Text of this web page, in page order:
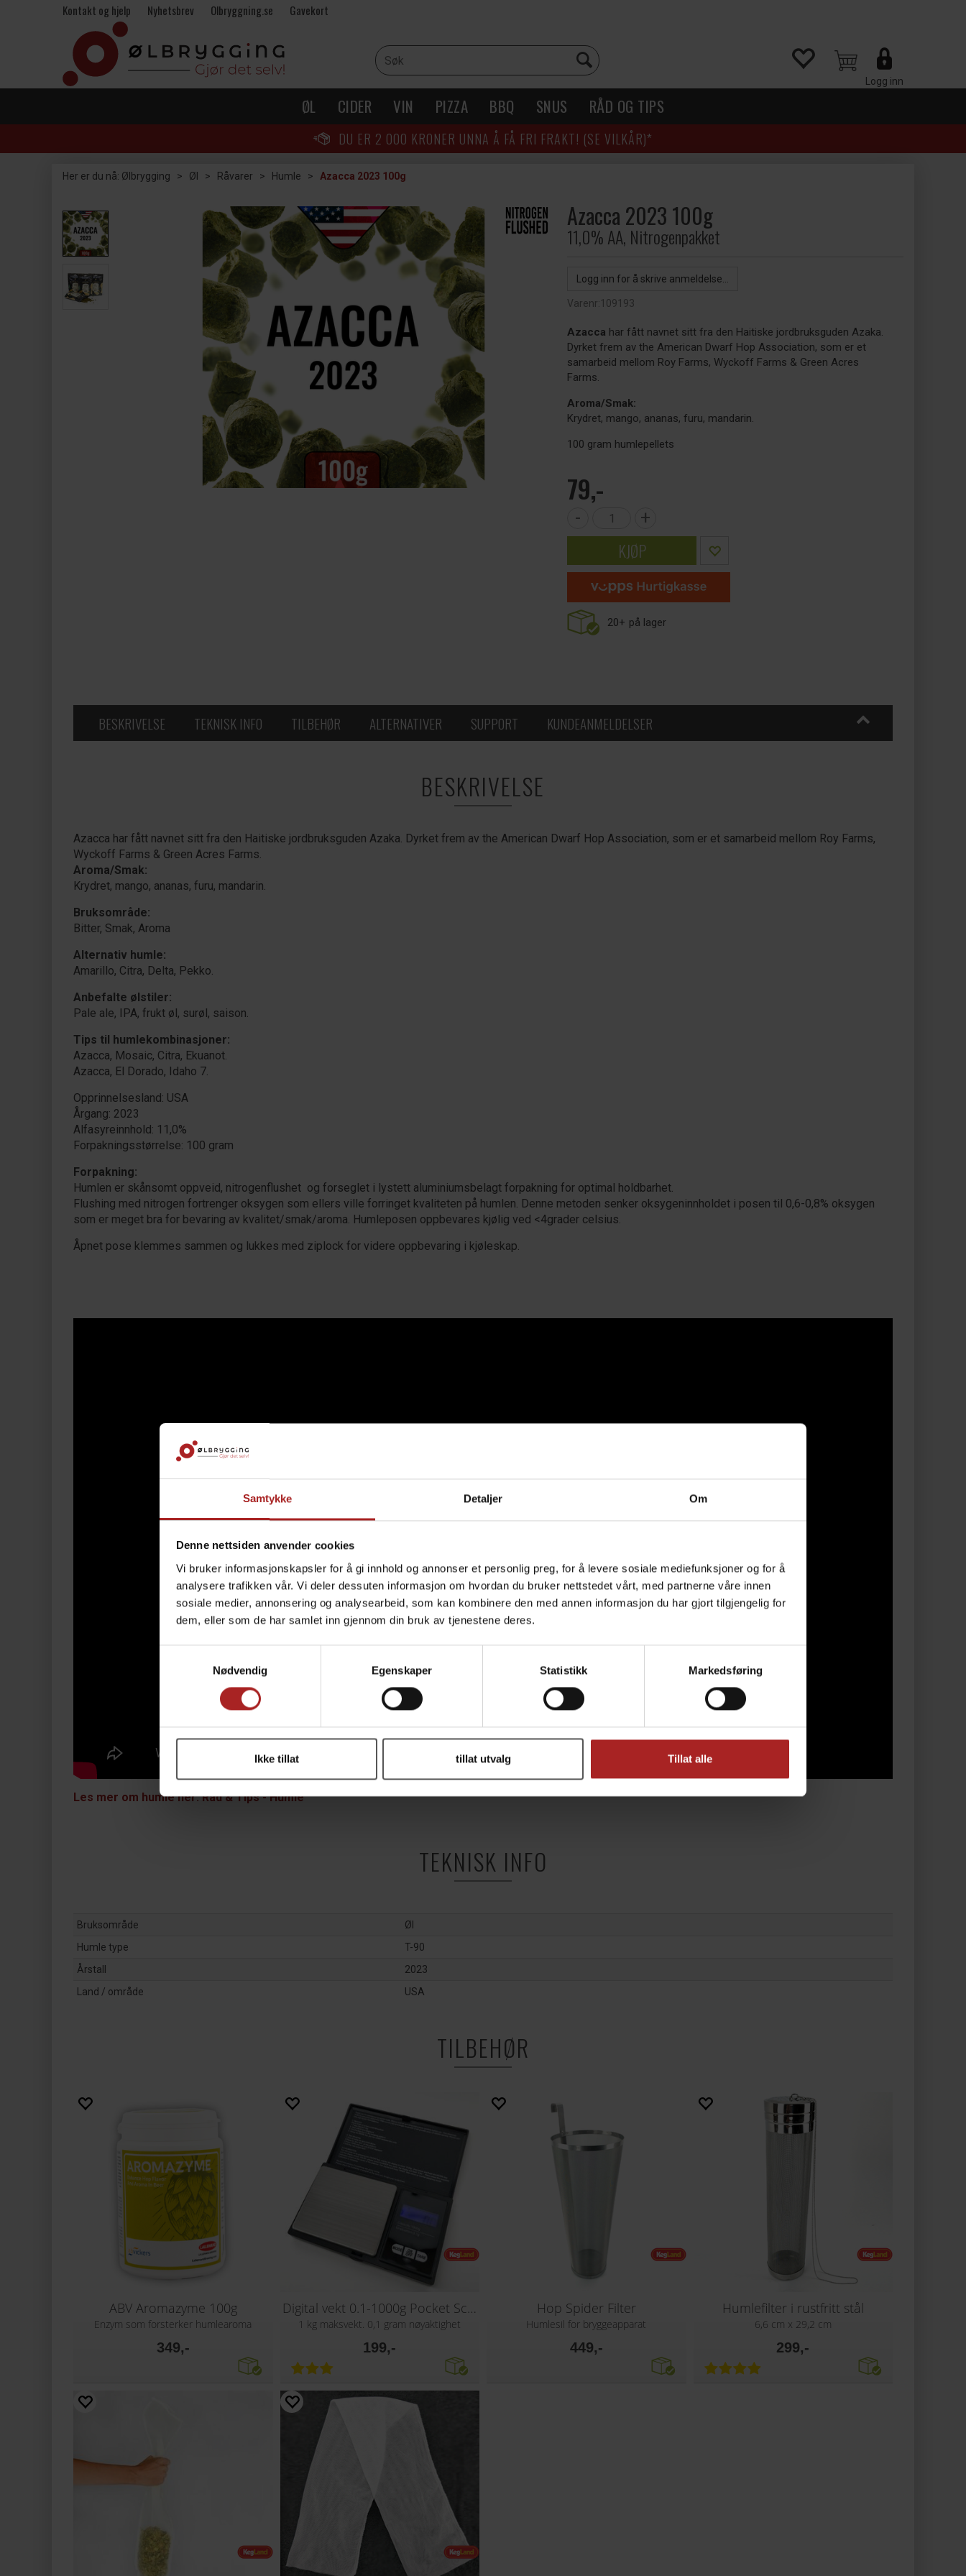
Samtykke Detaljer Om
Denne nettsiden anvender cookies
Vi bruker informasjonskapsler for å gi innhold og annonser et personlig preg, for å levere sosiale mediefunksjoner og for å
analysere trafikken vår. Vi deler dessuten informasjon om hvordan du bruker nettstedet vårt, med partnerne våre innen
sosiale medier, annonsering og analysearbeid, som kan kombinere den med annen informasjon du har gjort tilgjengelig for
dem, eller som de har samlet inn gjennom din bruk av tjenestene deres.
Nødvendig
Egenskaper Statistikk Markedsføring
Ikke tillat tillat utvalg Tillat alle
Kontakt og hjelp Nyhetsbrev Olbryggning.se Gavekort
Logg inn
ØL CIDER VIN PIZZA BBQ SNUS RÅD OG TIPS
DU ER 2 000 KRONER UNNA Å FÅ FRI FRAKT! (SE VILKÅR)*
Her er du nå: Ølbrygging > Øl > Råvarer > Humle > Azacca 2023 100g
Azacca 2023 100g
11,0% AA, Nitrogenpakket
Logg inn for å skrive anmeldelse...
Varenr:109193
Azacca har fått navnet sitt fra den Haitiske jordbruksguden Azaka.
Dyrket frem av the American Dwarf Hop Association, som er et
samarbeid mellom Roy Farms, Wyckoff Farms & Green Acres
Farms.
Aroma/Smak:
Krydret, mango, ananas, furu, mandarin.
100 gram humlepellets
79,-
- +
KJØP
20+ på lager
BESKRIVELSE TEKNISK INFO TILBEHØR ALTERNATIVER SUPPORT KUNDEANMELDELSER
BESKRIVELSE
Azacca har fått navnet sitt fra den Haitiske jordbruksguden Azaka. Dyrket frem av the American Dwarf Hop Association, som er et samarbeid mellom Roy Farms,
Wyckoff Farms & Green Acres Farms.
Aroma/Smak:
Krydret, mango, ananas, furu, mandarin.
Bruksområde:
Bitter, Smak, Aroma
Alternativ humle:
Amarillo, Citra, Delta, Pekko.
Anbefalte ølstiler:
Pale ale, IPA, frukt øl, surøl, saison.
Tips til humlekombinasjoner:
Azacca, Mosaic, Citra, Ekuanot.
Azacca, El Dorado, Idaho 7.
Opprinnelsesland: USA
Årgang: 2023
Alfasyreinnhold: 11,0%
Forpakningsstørrelse: 100 gram
Forpakning:
Humlen er skånsomt oppveid, nitrogenflushet og forseglet i lystett aluminiumsbelagt forpakning for optimal holdbarhet.
Flushing med nitrogen fortrenger oksygen som ellers ville forringet kvaliteten på humlen. Denne metoden senker oksygeninnholdet i posen til 0,6-0,8% oksygen
som er meget bra for bevaring av kvalitet/smak/aroma. Humleposen oppbevares kjølig ved <4grader celsius.
Åpnet pose klemmes sammen og lukkes med ziplock for videre oppbevaring i kjøleskap.
Les mer om humle her: Råd & Tips - Humle
TEKNISK INFO
Bruksområde
Øl
Humle type
T-90
Årstall
2023
Land / område
USA
TILBEHØR
ABV Aromazyme 100g
Enzym som forsterker humlearoma
349,-
Digital vekt 0.1-1000g Pocket Scale
1 kg maksvekt. 0,1 gram nøyaktighet
199,-
Hop Spider Filter
Humlesil for bryggeapparat
449,-
Humlefilter i rustfritt stål
6,6 cm x 29,2 cm
299,-